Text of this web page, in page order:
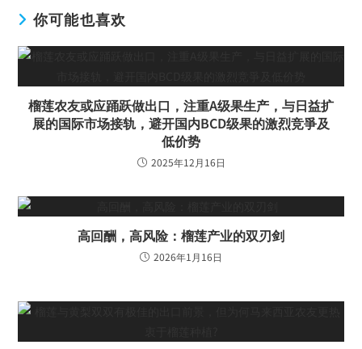
你可能也喜欢
榴莲农友或应踊跃做出口，注重A级果生产，与日益扩
展的国际市场接轨，避开国内BCD级果的激烈竞爭及
低价势
2025年12月16日
高回酬，高风险：榴莲产业的双刃剑
2026年1月16日